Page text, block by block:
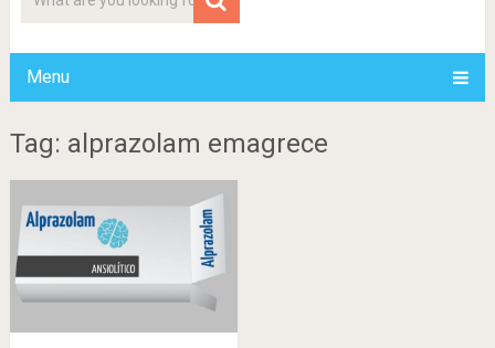
Menu
Tag: alprazolam emagrece